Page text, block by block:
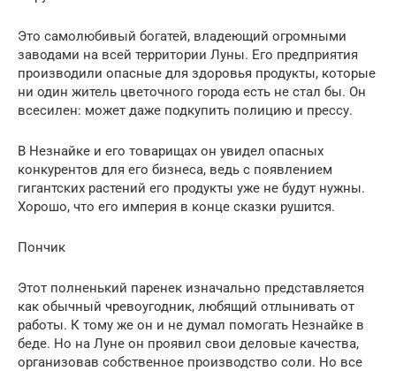
Это самолюбивый богатей, владеющий огромными
заводами на всей территории Луны. Его предприятия
производили опасные для здоровья продукты, которые
ни один житель цветочного города есть не стал бы. Он
всесилен: может даже подкупить полицию и прессу.
В Незнайке и его товарищах он увидел опасных
конкурентов для его бизнеса, ведь с появлением
гигантских растений его продукты уже не будут нужны.
Хорошо, что его империя в конце сказки рушится.
Пончик
Этот полненький паренек изначально представляется
как обычный чревоугодник, любящий отлынивать от
работы. К тому же он и не думал помогать Незнайке в
беде. Но на Луне он проявил свои деловые качества,
организовав собственное производство соли. Но все